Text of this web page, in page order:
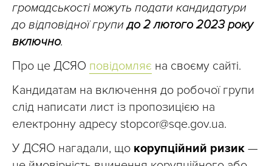
громадськості можуть подати кандидатури
до відповідної групидо 2 лютого 2023 року
включно.
Про це ДСЯО повідомляє на своєму сайті.
Кандидатам на включення до робочої групи
слід написати лист із пропозицією на
електронну адресу stopcor@sqe.gov.ua.
У ДСЯО нагадали, що корупційний ризик —